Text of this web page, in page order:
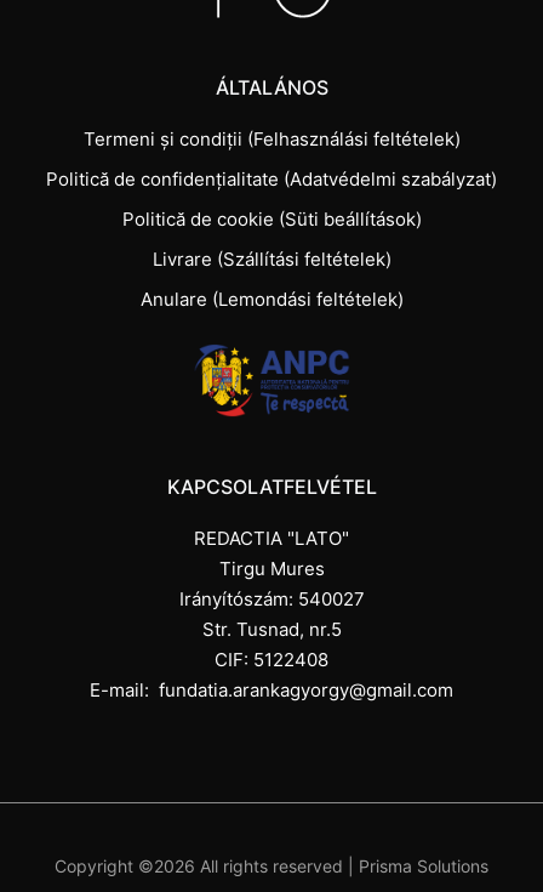
ÁLTALÁNOS
Termeni și condiții (Felhasználási feltételek)
Politică de confidențialitate (Adatvédelmi szabályzat)
Politică de cookie (Süti beállítások)
Livrare (Szállítási feltételek)
Anulare (Lemondási feltételek)
KAPCSOLATFELVÉTEL
REDACTIA "LATO"
Tirgu Mures
Irányítószám: 540027
Str. Tusnad, nr.5
CIF: 5122408
E-mail: fundatia.arankagyorgy@gmail.com
Copyright ©2026 All rights reserved | Prisma Solutions